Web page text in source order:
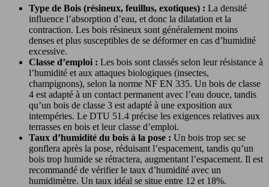
Type de Bois (résineux, feuillus, exotiques) : La densité
influence l’absorption d’eau, et donc la dilatation et la
contraction. Les bois résineux sont généralement moins
denses et plus susceptibles de se déformer en cas d’humidité
excessive.
Classe d’emploi : Les bois sont classés selon leur résistance à
l’humidité et aux attaques biologiques (insectes,
champignons), selon la norme NF EN 335. Un bois de classe
4 est adapté à un contact permanent avec l’eau douce, tandis
qu’un bois de classe 3 est adapté à une exposition aux
intempéries. Le DTU 51.4 précise les exigences relatives aux
terrasses en bois et leur classe d’emploi.
Taux d’humidité du bois à la pose : Un bois trop sec se
gonflera après la pose, réduisant l’espacement, tandis qu’un
bois trop humide se rétractera, augmentant l’espacement. Il est
recommandé de vérifier le taux d’humidité avec un
humidimètre. Un taux idéal se situe entre 12 et 18%.